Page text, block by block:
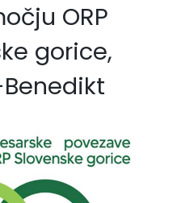
ORP
gorice,